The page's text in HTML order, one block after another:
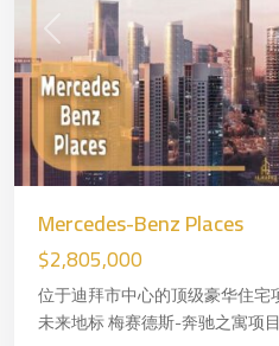
Previous
Mercedes-Benz Places
$2,805,000
位于迪拜市中心的顶级豪华住
未来地标 梅赛德斯-奔驰之寓项
—
欧
洲
一